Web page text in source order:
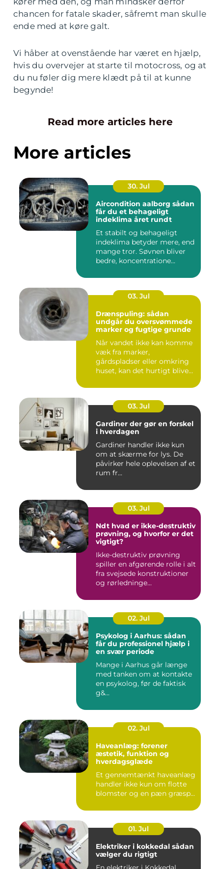
chancen for fatale skader, såfremt man skulle
ende med at køre galt.
Vi håber at ovenstående har været en hjælp,
hvis du overvejer at starte til motocross, og at
du nu føler dig mere klædt på til at kunne
begynde!
Read more articles here
More articles
30. Jul
Aircondition aalborg sådan
får du et behageligt
indeklima året rundt
Et stabilt og behageligt
indeklima betyder mere, end
mange tror. Søvnen bliver
bedre, koncentratione...
03. Jul
Drænspuling: sådan
undgår du oversvømmede
marker og fugtige grunde
Når vandet ikke kan komme
væk fra marker,
gårdspladser eller omkring
huset, kan det hurtigt blive
03. Jul
Gardiner der gør en forskel
i hverdagen
Gardiner handler ikke kun
om at skærme for lys. De
påvirker hele oplevelsen af et
rum fr...
03. Jul
Ndt hvad er ikke-destruktiv
prøvning, og hvorfor er det
vigtigt?
Ikke-destruktiv prøvning
spiller en afgørende rolle i alt
fra svejsede konstruktioner
og rørledninge...
02. Jul
Psykolog i Aarhus: sådan
får du professionel hjælp i
en svær periode
Mange i Aarhus går længe
med tanken om at kontakte
en psykolog, før de faktisk
g&...
02. Jul
Haveanlæg: forener
æstetik, funktion og
hverdagsglæde
Et gennemtænkt haveanlæg
handler ikke kun om flotte
blomster og en pæn græsp...
01. Jul
Elektriker i kokkedal sådan
vælger du rigtigt